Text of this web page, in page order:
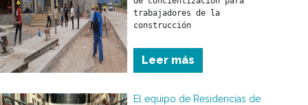
trabajadores de la
construcción
Leer más
El equipo de Residencias de